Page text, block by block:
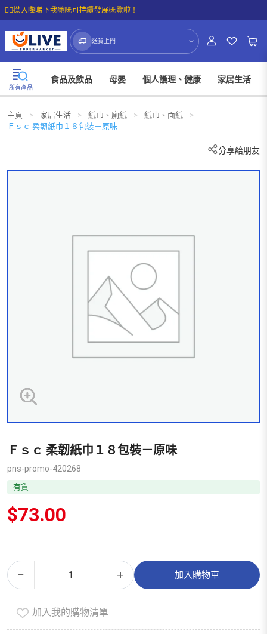
☝🏼㩒入嚟睇下我哋嘅可持續發展概覽啦！
送貨上門
所有產品
食品及飲品 母嬰 個人護理、健康 家居生活
主頁 > 家居生活 > 紙巾、廁紙 > 紙巾、面紙
>
Ｆｓｃ 柔韌紙巾１８包裝－原味
分享給朋友
Ｆｓｃ 柔韌紙巾１８包裝－原味
pns-promo-420268
有貨
$73.00
−
Ｆ
ｓ
韌
+ 加入購物車
Alternative:
加入我的購物清單